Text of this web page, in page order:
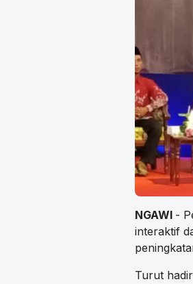
NGAWI -
interaktif
Turut